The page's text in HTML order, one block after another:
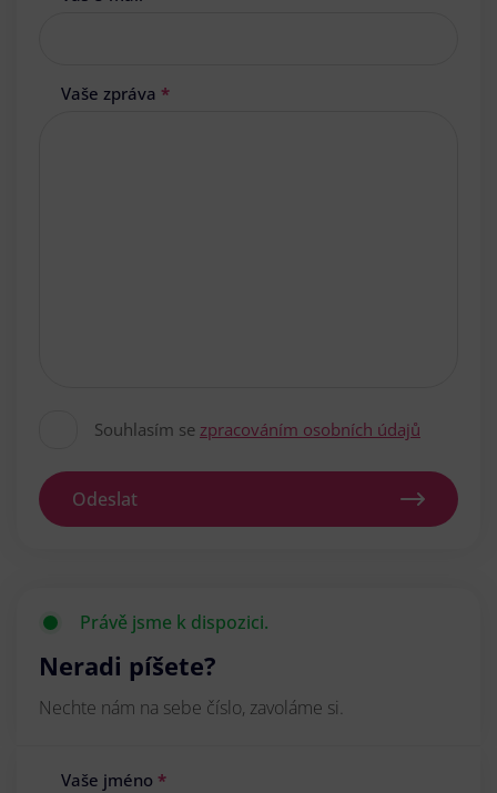
Vaše zpráva *
Souhlasím se zpracováním osobních údajů
Odeslat
Právě jsme k dispozici.
Neradi píšete?
Nechte nám na sebe číslo, zavoláme si.
Vaše jméno *